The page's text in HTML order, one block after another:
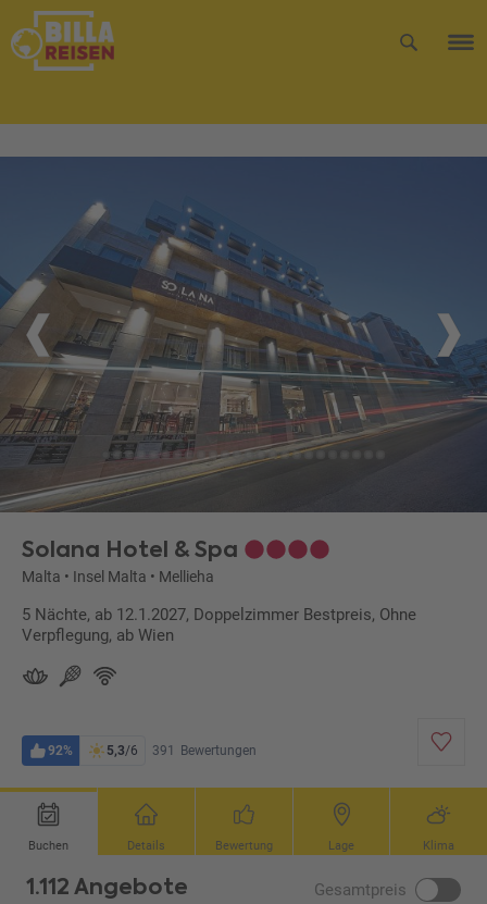
Solana Hotel & Spa
Malta • Insel Malta • Mellieha
5 Nächte, ab 12.1.2027, Doppelzimmer Bestpreis, Ohne
Verpflegung, ab Wien
92% 5,3/6 391 Bewertungen
Buchen Details Bewertung Lage Klima
1.112 Angebote Gesamtpreis